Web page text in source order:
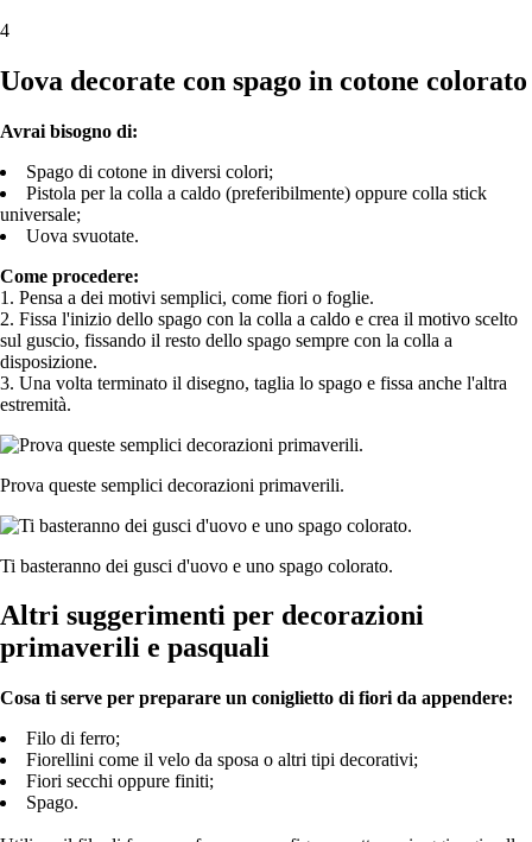
4
Uova decorate con spago in cotone colorato
Avrai bisogno di:
Spago di cotone in diversi colori;
Pistola per la colla a caldo (preferibilmente) oppure colla stick
universale;
Uova svuotate.
Come procedere:
1. Pensa a dei motivi semplici, come fiori o foglie.
2. Fissa l'inizio dello spago con la colla a caldo e crea il motivo scelto
sul guscio, fissando il resto dello spago sempre con la colla a
disposizione.
3. Una volta terminato il disegno, taglia lo spago e fissa anche l'altra
estremità.
Prova queste semplici decorazioni primaverili.
Ti basteranno dei gusci d'uovo e uno spago colorato.
Altri suggerimenti per decorazioni
primaverili e pasquali
Cosa ti serve per preparare un coniglietto di fiori da appendere:
Filo di ferro;
Fiorellini come il velo da sposa o altri tipi decorativi;
Fiori secchi oppure finiti;
Spago.